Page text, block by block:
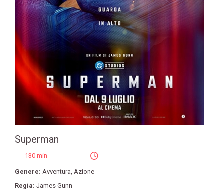
Superman
130 min
Genere: Avventura, Azione
Regia: James Gunn